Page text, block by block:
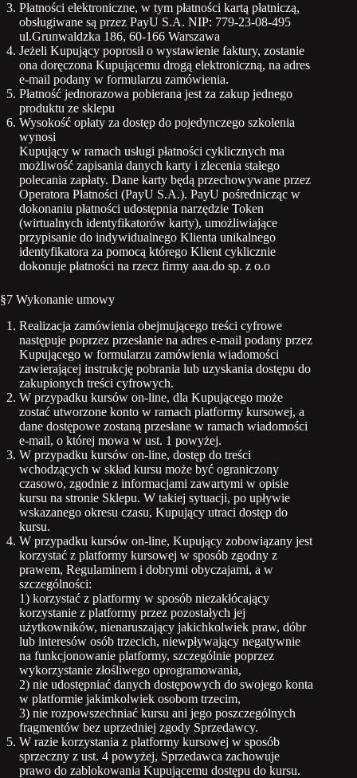
Płatności elektroniczne, w tym płatności kartą płatniczą,
obsługiwane są przez PayU S.A. NIP: 779-23-08-495
ul.Grunwaldzka 186, 60-166 Warszawa
Jeżeli Kupujący poprosił o wystawienie faktury, zostanie
ona doręczona Kupującemu drogą elektroniczną, na adres
e-mail podany w formularzu zamówienia.
Płatność jednorazowa pobierana jest za zakup jednego
produktu ze sklepu
Wysokość opłaty za dostęp do pojedynczego szkolenia
wynosi
Kupujący w ramach usługi płatności cyklicznych ma
możliwość zapisania danych karty i zlecenia stałego
polecania zapłaty. Dane karty będą przechowywane przez
Operatora Płatności (PayU S.A.). PayU pośrednicząc w
dokonaniu płatności udostępnia narzędzie Token
(wirtualnych identyfikatorów karty), umożliwiające
przypisanie do indywidualnego Klienta unikalnego
identyfikatora za pomocą którego Klient cyklicznie
dokonuje płatności na rzecz firmy aaa.do sp. z o.o
§7 Wykonanie umowy
Realizacja zamówienia obejmującego treści cyfrowe
następuje poprzez przesłanie na adres e-mail podany przez
Kupującego w formularzu zamówienia wiadomości
zawierającej instrukcję pobrania lub uzyskania dostępu do
zakupionych treści cyfrowych.
W przypadku kursów on-line, dla Kupującego może
zostać utworzone konto w ramach platformy kursowej, a
dane dostępowe zostaną przesłane w ramach wiadomości
e-mail, o której mowa w ust. 1 powyżej.
W przypadku kursów on-line, dostęp do treści
wchodzących w skład kursu może być ograniczony
czasowo, zgodnie z informacjami zawartymi w opisie
kursu na stronie Sklepu. W takiej sytuacji, po upływie
wskazanego okresu czasu, Kupujący utraci dostęp do
kursu.
W przypadku kursów on-line, Kupujący zobowiązany jest
korzystać z platformy kursowej w sposób zgodny z
prawem, Regulaminem i dobrymi obyczajami, a w
szczególności:
1) korzystać z platformy w sposób niezakłócający
korzystanie z platformy przez pozostałych jej
użytkowników, nienaruszający jakichkolwiek praw, dóbr
lub interesów osób trzecich, niewpływający negatywnie
na funkcjonowanie platformy, szczególnie poprzez
wykorzystanie złośliwego oprogramowania,
2) nie udostępniać danych dostępowych do swojego konta
w platformie jakimkolwiek osobom trzecim,
3) nie rozpowszechniać kursu ani jego poszczególnych
fragmentów bez uprzedniej zgody Sprzedawcy.
W razie korzystania z platformy kursowej w sposób
sprzeczny z ust. 4 powyżej, Sprzedawca zachowuje
prawo do zablokowania Kupującemu dostępu do kursu.